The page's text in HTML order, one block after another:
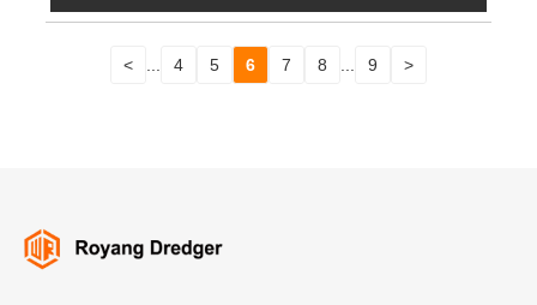
< 4 5 6 7 8 9 >